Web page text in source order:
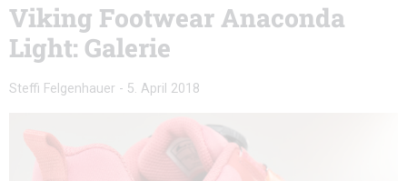
Viking Footwear Anaconda
Light: Galerie
Steffi Felgenhauer - 5. April 2018